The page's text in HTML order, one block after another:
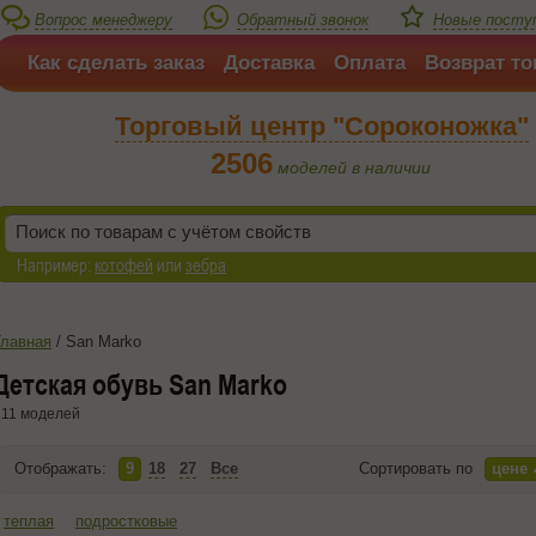
Например:котофей илизебра
Вопрос менеджеру Обратный звонок Новые
Как сделать заказ Доставка Оплата Возврат
Торговый центр "Сороконожка"
2506 моделей в наличии
/ San Marko
обувь San Marko
11 моделей
Отображать: 9 18 27 Все Сортировать по цене
теплая подростковые